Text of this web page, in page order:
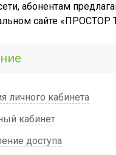
абонентам
сайте «ПРОСТОР
личного кабинета
кабинет
доступа